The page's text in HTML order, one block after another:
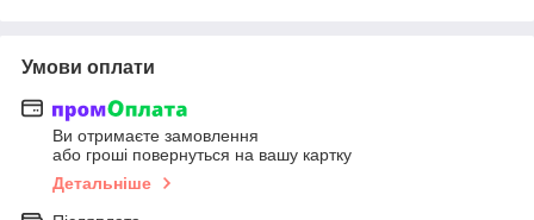
Умови оплати
Ви отримаєте замовлення
або гроші повернуться на вашу картку
Детальніше